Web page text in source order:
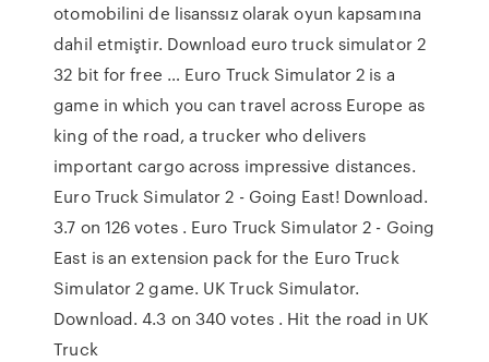
otomobilini de lisanssız olarak oyun kapsamına
dahil etmiştir. Download euro truck simulator 2
32 bit for free … Euro Truck Simulator 2 is a
game in which you can travel across Europe as
king of the road, a trucker who delivers
important cargo across impressive distances.
Euro Truck Simulator 2 - Going East! Download.
3.7 on 126 votes . Euro Truck Simulator 2 - Going
East is an extension pack for the Euro Truck
Simulator 2 game. UK Truck Simulator.
Download. 4.3 on 340 votes . Hit the road in UK
Truck